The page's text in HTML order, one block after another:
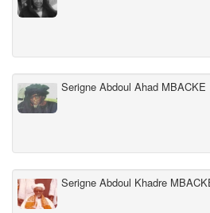
Serigne Abdoul Ahad MBACKE
Serigne Abdoul Khadre